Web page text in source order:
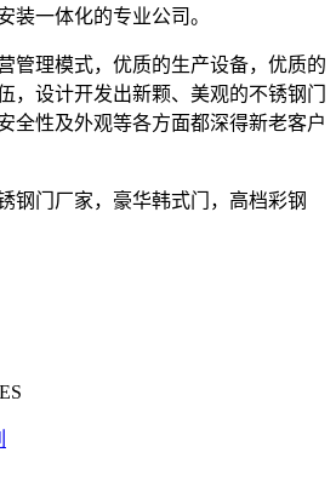
装一体化的专业公司。
管理模式，优质的生产设备，优质的
，设计开发出新颗、美观的不锈钢门
全性及外观等各方面都深得新老客户
钢门厂家，豪华韩式门，高档彩钢